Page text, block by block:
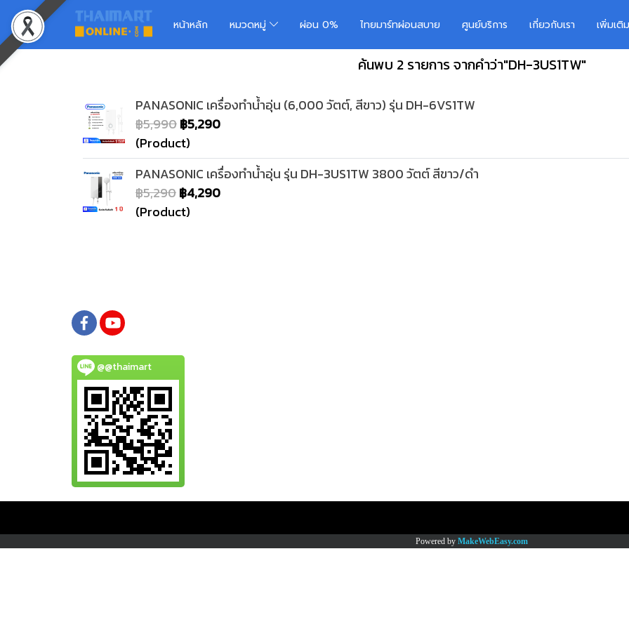
หน้าหลัก หมวดหมู่ ผ่อน 0% ไทยมาร์ทผ่อนสบาย ศูนย์บริการ เกี่ยวกับเรา เพิ่มเ
ค้นพบ 2 รายการ จากคำว่า"DH-3US1TW"
PANASONIC เครื่องทำน้ำอุ่น (6,000 วัตต์, สีขาว) รุ่น DH-6VS1TW
฿5,990฿5,290
(Product)
PANASONIC เครื่องทำน้ำอุ่น รุ่น DH-3US1TW 3800 วัตต์ สีขาว/ดำ
฿5,290฿4,290
(Product)
@@thaimart
Powered by MakeWebEasy.com